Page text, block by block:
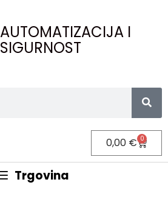
AUTOMATIZACIJA I
SIGURNOST
0,00 € 0
Trgovina